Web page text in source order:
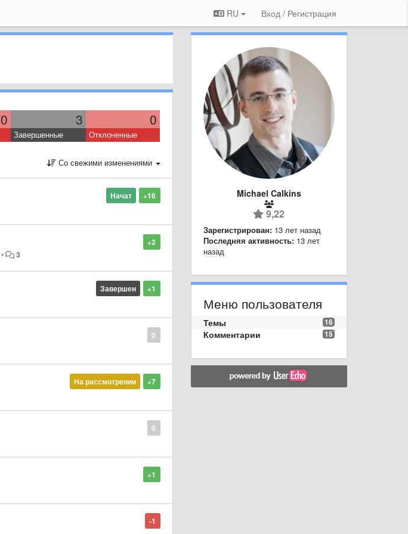
RU Вход / Регистрация
0 3 0
Завершенные Отклоненные
Со свежими изменениями
+16
Начат
+2
• 3
+1
Завершен
0
+7
На рассмотрении
0
+1
-1
Michael Calkins
9,22
Зарегистрирован: 13 лет назад
Последняя активность: 13 лет
назад
Меню пользователя
16
Темы
15
Комментарии